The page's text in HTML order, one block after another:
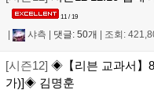
11 / 19
| 샤측 | 댓글: 50개 | 조회:
[시즌12] ◈【리븐 교과서】
가)]◈ 김명훈